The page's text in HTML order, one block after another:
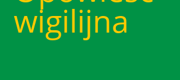
wigilijna